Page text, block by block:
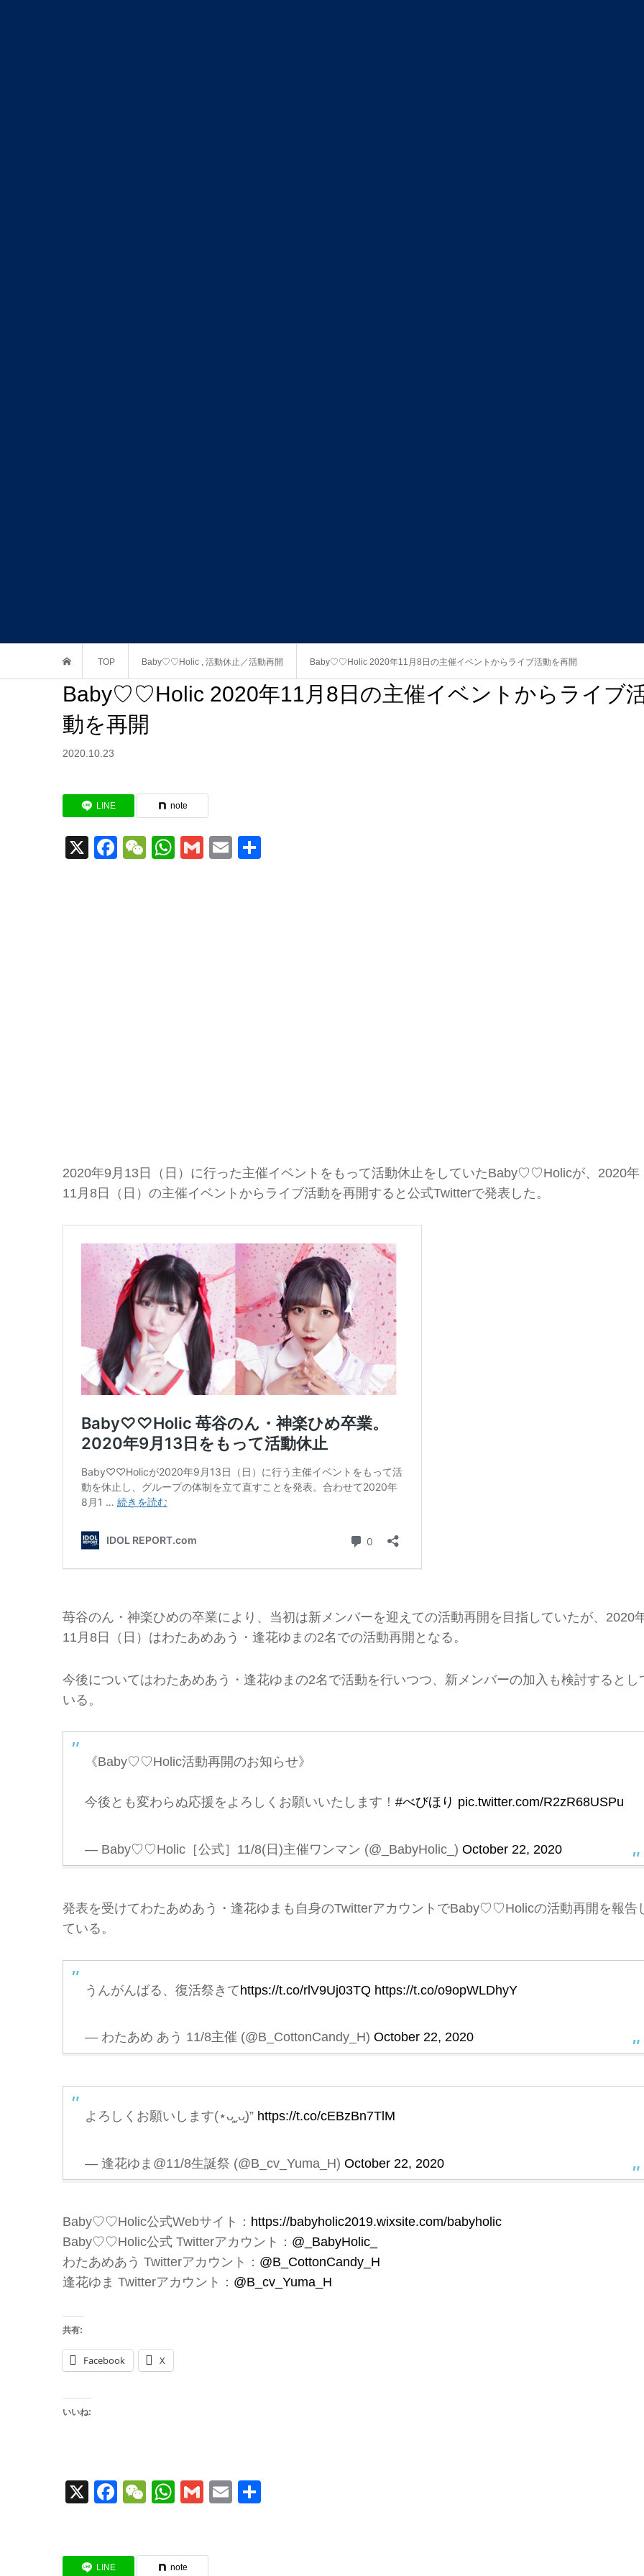
TOP Baby♡♡Holic , 活動休止／活動再開 Baby♡♡Holic 2020年11月8日の主催イベントからライブ活動を再開
Baby♡♡Holic 2020年11月8日の主催イベントからライブ
動を再開
2020.10.23
LINE note
X Facebook
WeChat
WhatsApp
GmailEmail
2020年9月13日（日）に行った主催イベントをもって活動休止をしていたBaby♡♡Holicが、2020年
11月8日（日）の主催イベントからライブ活動を再開すると公式Twitterで発表した。
苺谷のん・神楽ひめの卒業により、当初は新メンバーを迎えての活動再開を目指していたが、2020
11月8日（日）はわたあめあう・逢花ゆまの2名での活動再開となる。
今後についてはわたあめあう・逢花ゆまの2名で活動を行いつつ、新メンバーの加入も検討するとし
いる。
《Baby♡♡Holic活動再開のお知らせ》
今後とも変わらぬ応援をよろしくお願いいたします！ #べびほり pic.twitter.com/R2zR68USPu
— Baby♡♡Holic［公式］11/8(日)主催ワンマン (@_BabyHolic_) October 22, 2020
発表を受けてわたあめあう・逢花ゆまも自身のTwitterアカウントでBaby♡♡Holicの活動再開を報告
ている。
うんがんばる、復活祭きてhttps://t.co/rlV9Uj03TQ https://t.co/o9opWLDhyY
— わたあめ あう 11/8主催 (@B_CottonCandy_H) October 22, 2020
よろしくお願いします(⋆ᴗ͈ˬᴗ͈)” https://t.co/cEBzBn7TlM
— 逢花ゆま@11/8生誕祭 (@B_cv_Yuma_H) October 22, 2020
Baby♡♡Holic公式Webサイト： https://babyholic2019.wixsite.com/babyholic
Baby♡♡Holic公式 Twitterアカウント： @_BabyHolic_
わたあめあう Twitterアカウント： @B_CottonCandy_H
逢花ゆま Twitterアカウント： @B_cv_Yuma_H
共有:
Facebook X
いいね:
X Facebook
WeChat
WhatsApp
GmailEmail
LINE note